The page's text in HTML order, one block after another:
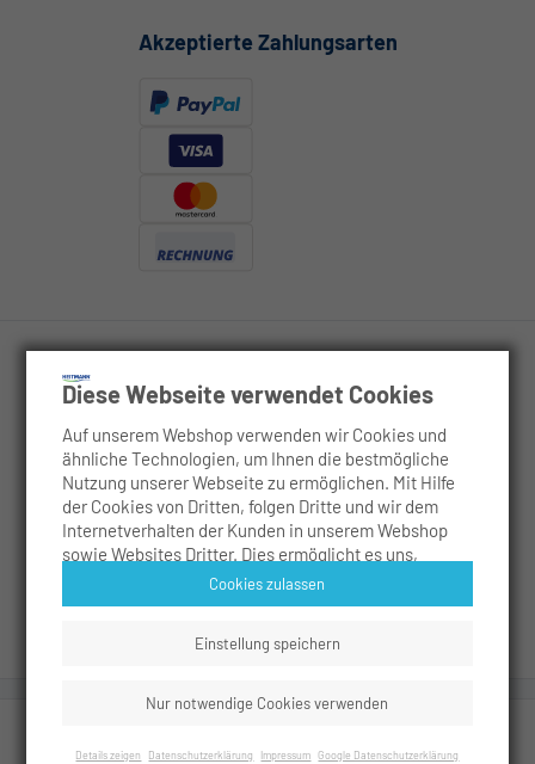
Diese Webseite verwendet Cookies
Auf unserem Webshop verwenden wir Cookies und
ähnliche Technologien, um Ihnen die bestmögliche
Nutzung unserer Webseite zu ermöglichen. Mit Hilfe
der Cookies von Dritten, folgen Dritte und wir dem
Internetverhalten der Kunden in unserem Webshop
sowie Websites Dritter. Dies ermöglicht es uns,
Inhalte zu personalisieren, Werbeanzeigen
maßzuschneidern sowie die Sicherheit der Nutzer zu
um die Nutzung unseres Webshops zu messen und zu
Informationen möglicherweise mit weiteren Daten
Cookies zulassen
Einstellung speichern
Nur notwendige Cookies verwenden
Details zeigen Datenschutzerklärung Impressum Google Datenschutzerklärung
Akzeptierte Zahlungsarten
Rechtliches
Service
Anwendungsgebiete